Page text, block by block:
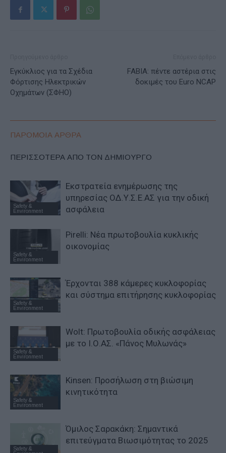
Εγκύκλιος για τα Σχέδια
Φόρτισης Ηλεκτρικών
Οχημάτων (ΣΦΗΟ)
FABIA: πέντε αστέρια στις
δοκιμές του Euro NCAP
ΠΑΡΟΜΟΙΑ ΑΡΘΡΑ
ΠΕΡΙΣΣΟΤΕΡΑ ΑΠΟ ΤΟΝ ΔΗΜΙΟΥΡΓΟ
Safety &
Environment
Εκστρατεία ενημέρωσης της
υπηρεσίας ΟΔ.Υ.Σ.Ε.ΑΣ για την οδική
ασφάλεια
Safety &
Environment
Pirelli: Νέα πρωτοβουλία κυκλικής
οικονομίας
Safety &
Environment
Έρχονται 388 κάμερες κυκλοφορίας
και σύστημα επιτήρησης κυκλοφορίας
Safety &
Environment
Wolt: Πρωτοβουλία οδικής ασφάλειας
με το Ι.Ο.ΑΣ. «Πάνος Μυλωνάς»
Safety &
Environment
Kinsen: Προσήλωση στη βιώσιμη
κινητικότητα
Safety &
Όμιλος Σαρακάκη: Σημαντικά
επιτεύγματα Βιωσιμότητας το 2025